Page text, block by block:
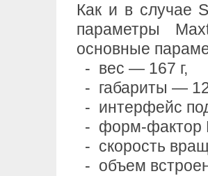
Как и в случае
параметры
основные
- вес — 167 г,
- габариты —
- интерфейс
- форм-фактор
- скорость
- объем